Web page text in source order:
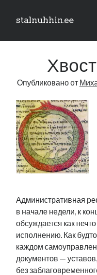
stalnuhhin.ee
Боковая
панель
Рубрики
В мире
Интеграция
Интервью
Книга
Личное
Образование
Парламент и правительство
Фотографии
Экономика
Эстония и Россия
Юмор
Опубликовано от
Административная
в начале недели, к
обсуждается как
исполнению. Как
каждом
документов —
без